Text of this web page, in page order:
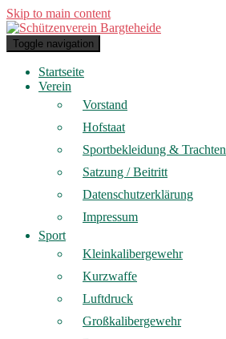
Skip to main content
Toggle navigation
Startseite
Verein
Vorstand
Hofstaat
Sportbekleidung & Trachten
Satzung / Beitritt
Datenschutzerklärung
Impressum
Sport
Kleinkalibergewehr
Kurzwaffe
Luftdruck
Großkalibergewehr